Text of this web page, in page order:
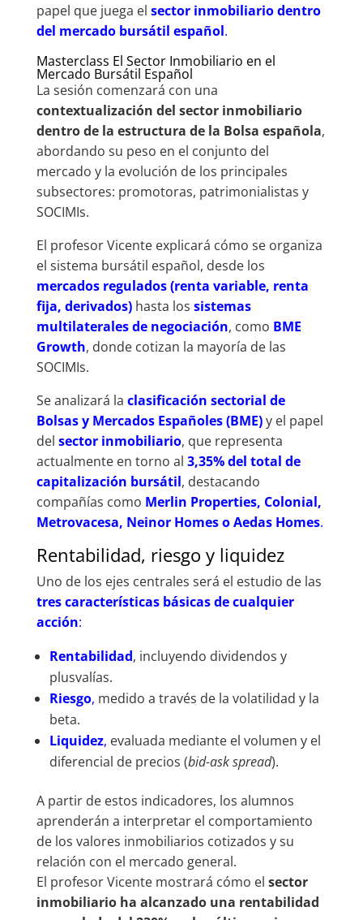
papel que juega el sector inmobiliario dentro
del mercado bursátil español.
Masterclass El Sector Inmobiliario en el
Mercado Bursátil Español
La sesión comenzará con una
contextualización del sector inmobiliario
dentro de la estructura de la Bolsa española,
abordando su peso en el conjunto del
mercado y la evolución de los principales
subsectores: promotoras, patrimonialistas y
SOCIMIs.
El profesor Vicente explicará cómo se organiza
el sistema bursátil español, desde los
mercados regulados (renta variable, renta
fija, derivados) hasta los sistemas
multilaterales de negociación, como BME
Growth, donde cotizan la mayoría de las
SOCIMIs.
Se analizará la clasificación sectorial de
Bolsas y Mercados Españoles (BME)y el papel
del sector inmobiliario, que representa
actualmente en torno al 3,35% del total de
capitalización bursátil, destacando
compañías como Merlin Properties, Colonial,
Metrovacesa, Neinor Homes o Aedas Homes.
Rentabilidad, riesgo y liquidez
Uno de los ejes centrales será el estudio de las
tres características básicas de cualquier
acción:
Rentabilidad, incluyendo dividendos y
plusvalías.
Riesgo, medido a través de la volatilidad y la
beta.
Liquidez, evaluada mediante el volumen y el
diferencial de precios (bid-ask spread).
A partir de estos indicadores, los alumnos
aprenderán a interpretar el comportamiento
de los valores inmobiliarios cotizados y su
relación con el mercado general.
El profesor Vicente mostrará cómo el sector
inmobiliario ha alcanzado una rentabilidad